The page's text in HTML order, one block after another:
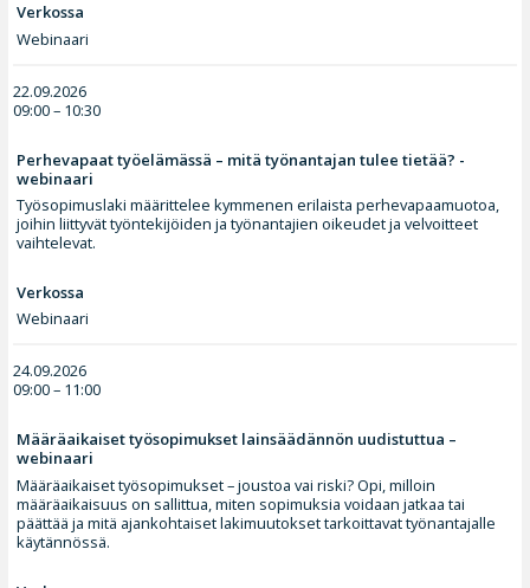
Verkossa
Webinaari
22.09.2026
09:00 – 10:30
Perhevapaat työelämässä – mitä työnantajan tulee tietää? -
webinaari
Työsopimuslaki määrittelee kymmenen erilaista perhevapaamuotoa,
joihin liittyvät työntekijöiden ja työnantajien oikeudet ja velvoitteet
vaihtelevat.
Verkossa
Webinaari
24.09.2026
09:00 – 11:00
Määräaikaiset työsopimukset lainsäädännön uudistuttua –
webinaari
Määräaikaiset työsopimukset – joustoa vai riski? Opi, milloin
määräaikaisuus on sallittua, miten sopimuksia voidaan jatkaa tai
päättää ja mitä ajankohtaiset lakimuutokset tarkoittavat työnantajalle
käytännössä.